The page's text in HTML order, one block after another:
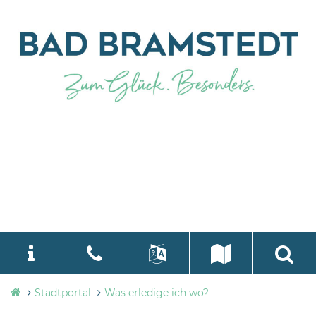
Stadtverwaltung
language
Select Language
Stadtportal Was erledige ich wo?